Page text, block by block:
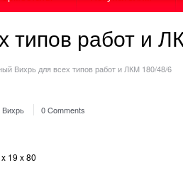
типов работ и
Вихрь для всех типов работ и ЛКМ 180/48/6
Вихрь 0 Comments
x 19 x80